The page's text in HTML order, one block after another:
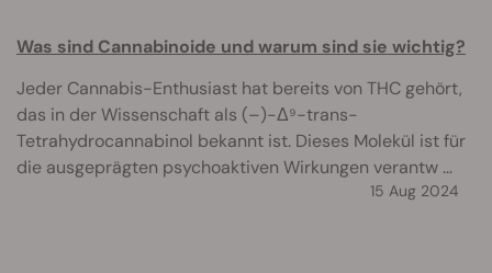
Was sind Cannabinoide und warum sind sie wichtig?
Jeder Cannabis-Enthusiast hat bereits von THC gehört,
das in der Wissenschaft als (–)-Δ⁹-trans-
Tetrahydrocannabinol bekannt ist. Dieses Molekül ist für
die ausgeprägten psychoaktiven Wirkungen verantw ...
15 Aug 2024